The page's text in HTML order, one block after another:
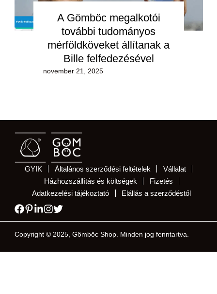
A Gömböc megalkotói
további tudományos
mérföldköveket állítanak a
Bille felfedezésével
november 21, 2025
GYIK Általános szerződési feltételek
Vállalat
Házhozszállítás és költségek
Fizetés
Adatkezelési tájékoztató
Elállás a szerződéstől
Copyright © 2025, Gömböc Shop. Minden jog fenntartva.